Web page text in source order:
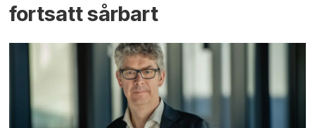
fortsatt sårbart